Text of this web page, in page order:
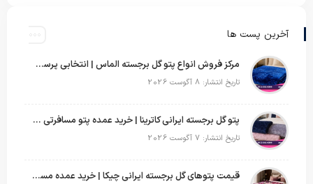
آخرین پست ها
مرکز فروش انواع پتو گل برجسته الماس | انتخابی پرسود برای عمده‌فروشان
تاریخ انتشار: 8 آگوست 2026
پتو گل برجسته ایرانی کاترینا | خرید عمده پتو مسافرتی با قیمت تولیدی
تاریخ انتشار: 7 آگوست 2026
قیمت پتوهای گل برجسته ایرانی چیکا | خرید عمده مستقیم با سود بالا